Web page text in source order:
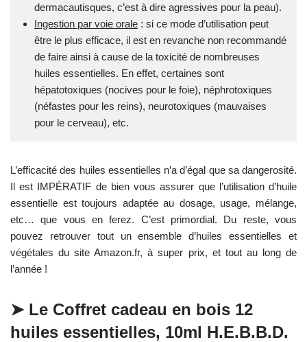
dermacautisques, c’est à dire agressives pour la peau).
Ingestion par voie orale : si ce mode d’utilisation peut
être le plus efficace, il est en revanche non recommandé
de faire ainsi à cause de la toxicité de nombreuses
huiles essentielles. En effet, certaines sont
hépatotoxiques (nocives pour le foie), néphrotoxiques
(néfastes pour les reins), neurotoxiques (mauvaises
pour le cerveau), etc.
L’efficacité des huiles essentielles n’a d’égal que sa dangerosité.
Il est IMPÉRATIF de bien vous assurer que l’utilisation d’huile
essentielle est toujours adaptée au dosage, usage, mélange,
etc… que vous en ferez. C’est primordial. Du reste, vous
pouvez retrouver tout un ensemble d’huiles essentielles et
végétales du site Amazon.fr, à super prix, et tout au long de
l’année !
➤ Le Coffret cadeau en bois 12
huiles essentielles, 10ml H.E.B.B.D.